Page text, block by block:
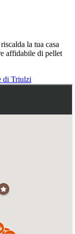
la tua casa
affidabile di pellet
di Triulzi